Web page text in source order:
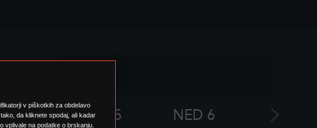
4 SOB 5 NED 6 PON 7
v piškotkih za obdelavo
da kliknete spodaj, ali kadar
vplivale na podatke o brskanju.